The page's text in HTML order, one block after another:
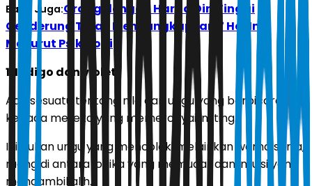
Baca Juga:Orang dengan Harga Diri Tinggi
Cenderung Tidak Mengungkapkan 7 Hal Ini,
Menurut Psikologi
1. Indigo dan violet
Ada sesuatu tentang nila dan ungu yang berbicara
kepada mereka yang memercayai insting.
Ini bukan ungu yang mencolok, melainkan warna senja,
ruang di antara logika yang memudar dan intuisi yang
mengambil alih.